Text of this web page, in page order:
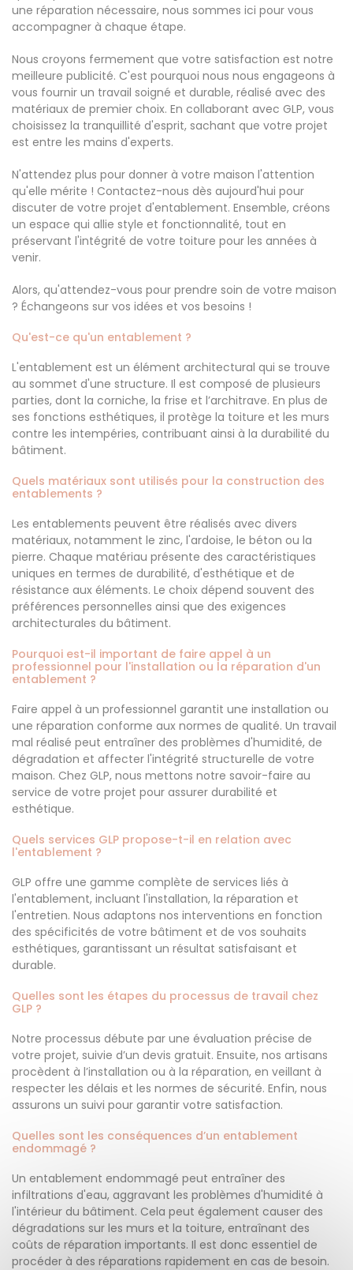
une réparation nécessaire, nous sommes ici pour vous
accompagner à chaque étape.
Nous croyons fermement que votre satisfaction est notre
meilleure publicité. C'est pourquoi nous nous engageons à
vous fournir un travail soigné et durable, réalisé avec des
matériaux de premier choix. En collaborant avec GLP, vous
choisissez la tranquillité d'esprit, sachant que votre projet
est entre les mains d'experts.
N'attendez plus pour donner à votre maison l'attention
qu'elle mérite ! Contactez-nous dès aujourd'hui pour
discuter de votre projet d'entablement. Ensemble, créons
un espace qui allie style et fonctionnalité, tout en
préservant l'intégrité de votre toiture pour les années à
venir.
Alors, qu'attendez-vous pour prendre soin de votre maison
? Échangeons sur vos idées et vos besoins !
Qu'est-ce qu'un entablement ?
L'entablement est un élément architectural qui se trouve
au sommet d'une structure. Il est composé de plusieurs
parties, dont la corniche, la frise et l’architrave. En plus de
ses fonctions esthétiques, il protège la toiture et les murs
contre les intempéries, contribuant ainsi à la durabilité du
bâtiment.
Quels matériaux sont utilisés pour la construction des
entablements ?
Les entablements peuvent être réalisés avec divers
matériaux, notamment le zinc, l'ardoise, le béton ou la
pierre. Chaque matériau présente des caractéristiques
uniques en termes de durabilité, d'esthétique et de
résistance aux éléments. Le choix dépend souvent des
préférences personnelles ainsi que des exigences
architecturales du bâtiment.
Pourquoi est-il important de faire appel à un
professionnel pour l'installation ou la réparation d'un
entablement ?
Faire appel à un professionnel garantit une installation ou
une réparation conforme aux normes de qualité. Un travail
mal réalisé peut entraîner des problèmes d'humidité, de
dégradation et affecter l'intégrité structurelle de votre
maison. Chez GLP, nous mettons notre savoir-faire au
service de votre projet pour assurer durabilité et
esthétique.
Quels services GLP propose-t-il en relation avec
l'entablement ?
GLP offre une gamme complète de services liés à
l'entablement, incluant l'installation, la réparation et
l'entretien. Nous adaptons nos interventions en fonction
des spécificités de votre bâtiment et de vos souhaits
esthétiques, garantissant un résultat satisfaisant et
durable.
Quelles sont les étapes du processus de travail chez
GLP ?
Notre processus débute par une évaluation précise de
votre projet, suivie d’un devis gratuit. Ensuite, nos artisans
procèdent à l’installation ou à la réparation, en veillant à
respecter les délais et les normes de sécurité. Enfin, nous
assurons un suivi pour garantir votre satisfaction.
Quelles sont les conséquences d’un entablement
endommagé ?
Un entablement endommagé peut entraîner des
infiltrations d'eau, aggravant les problèmes d'humidité à
l'intérieur du bâtiment. Cela peut également causer des
dégradations sur les murs et la toiture, entraînant des
coûts de réparation importants. Il est donc essentiel de
procéder à des réparations rapidement en cas de besoin.